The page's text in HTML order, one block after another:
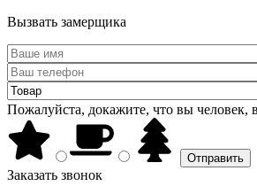
Вызвать замерщика
Пожалуйста, докажите, что вы человек,
Заказать звонок